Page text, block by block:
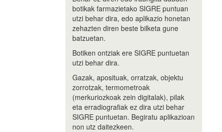
botikak farmazietako SIGRE puntuan
utzi behar dira, edo aplikazio honetan
zehazten diren beste bilketa gune
batzuetan.
Botiken ontziak ere SIGRE puntuetan
utzi behar dira.
Gazak, aposituak, orratzak, objektu
zorrotzak, termometroak
(merkuriozkoak zein digitalak), pilak
eta erradiografiak ez dira utzi behar
SIGRE puntuetan. Begiratu aplikazioan
non utz daitezkeen.